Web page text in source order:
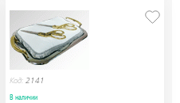
Код: 2141
В наличии